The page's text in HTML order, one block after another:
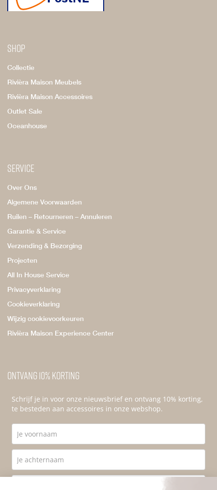
Shop
Collectie
Rivièra Maison Meubels
Rivièra Maison Accessoires
Outlet Sale
Oceanhouse
Service
Over Ons
Algemene Voorwaarden
Ruilen – Retourneren – Annuleren
Garantie & Service
Verzending & Bezorging
Projecten
All In House Service
Privacyverklaring
Cookieverklaring
Wijzig cookievoorkeuren
Rivièra Maison Experience Center
Ontvang 10% korting
Schrijf je in voor onze nieuwsbrief en ontvang 10% korting,
te besteden aan accessoires in onze webshop.